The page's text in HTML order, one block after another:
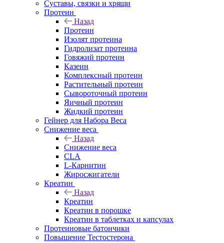
Суставы, связки и хрящи
Протеин
Назад
Протеин
Изолят протеина
Гидролизат протеина
Говяжий протеин
Казеин
Комплексный протеин
Растительный протеин
Сывороточный протеин
Яичный протеин
Жидкий протеин
Гейнер для Набора Веса
Снижение веса
Назад
Снижение веса
CLA
L-Карнитин
Жиросжигатели
Креатин
Назад
Креатин
Креатин в порошке
Креатин в таблетках и капсулах
Протеиновые батончики
Повышение Тестостерона